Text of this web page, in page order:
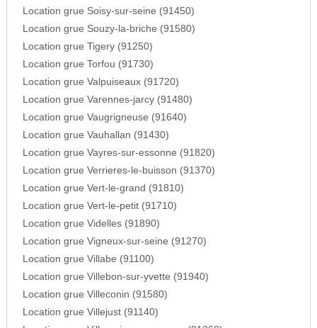
Location grue Soisy-sur-seine (91450)
Location grue Souzy-la-briche (91580)
Location grue Tigery (91250)
Location grue Torfou (91730)
Location grue Valpuiseaux (91720)
Location grue Varennes-jarcy (91480)
Location grue Vaugrigneuse (91640)
Location grue Vauhallan (91430)
Location grue Vayres-sur-essonne (91820)
Location grue Verrieres-le-buisson (91370)
Location grue Vert-le-grand (91810)
Location grue Vert-le-petit (91710)
Location grue Videlles (91890)
Location grue Vigneux-sur-seine (91270)
Location grue Villabe (91100)
Location grue Villebon-sur-yvette (91940)
Location grue Villeconin (91580)
Location grue Villejust (91140)